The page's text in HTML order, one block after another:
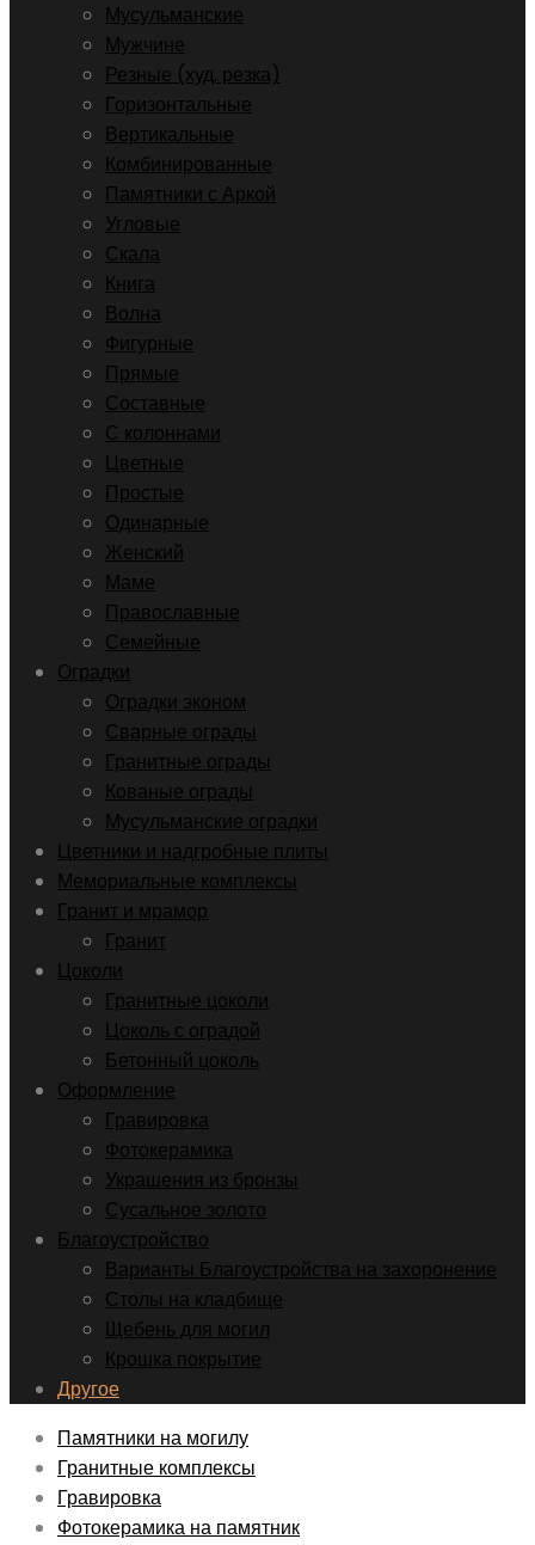
Мусульманские
Мужчине
Резные (худ. резка)
Горизонтальные
Вертикальные
Комбинированные
Памятники с Аркой
Угловые
Скала
Книга
Волна
Фигурные
Прямые
Составные
С колоннами
Цветные
Простые
Одинарные
Женский
Маме
Православные
Семейные
Оградки
Оградки эконом
Сварные ограды
Гранитные ограды
Кованые ограды
Мусульманские оградки
Цветники и надгробные плиты
Мемориальные комплексы
Гранит и мрамор
Гранит
Цоколи
Гранитные цоколи
Цоколь с оградой
Бетонный цоколь
Оформление
Гравировка
Фотокерамика
Украшения из бронзы
Сусальное золото
Благоустройство
Варианты Благоустройства на захоронение
Столы на кладбище
Щебень для могил
Крошка покрытие
Другое
Памятники на могилу
Гранитные комплексы
Гравировка
Фотокерамика на памятник